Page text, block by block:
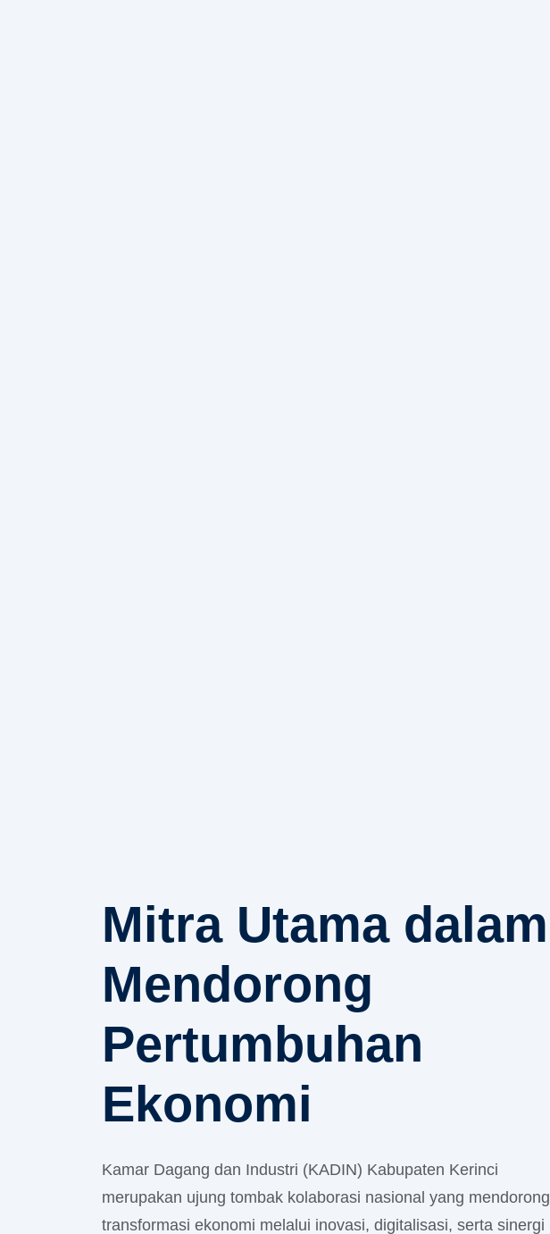
Mitra Utama dalam
Mendorong
Pertumbuhan
Ekonomi
Kamar Dagang dan Industri (KADIN) Kabupaten Kerinci
merupakan ujung tombak kolaborasi nasional yang mendorong
transformasi ekonomi melalui inovasi, digitalisasi, serta sinergi